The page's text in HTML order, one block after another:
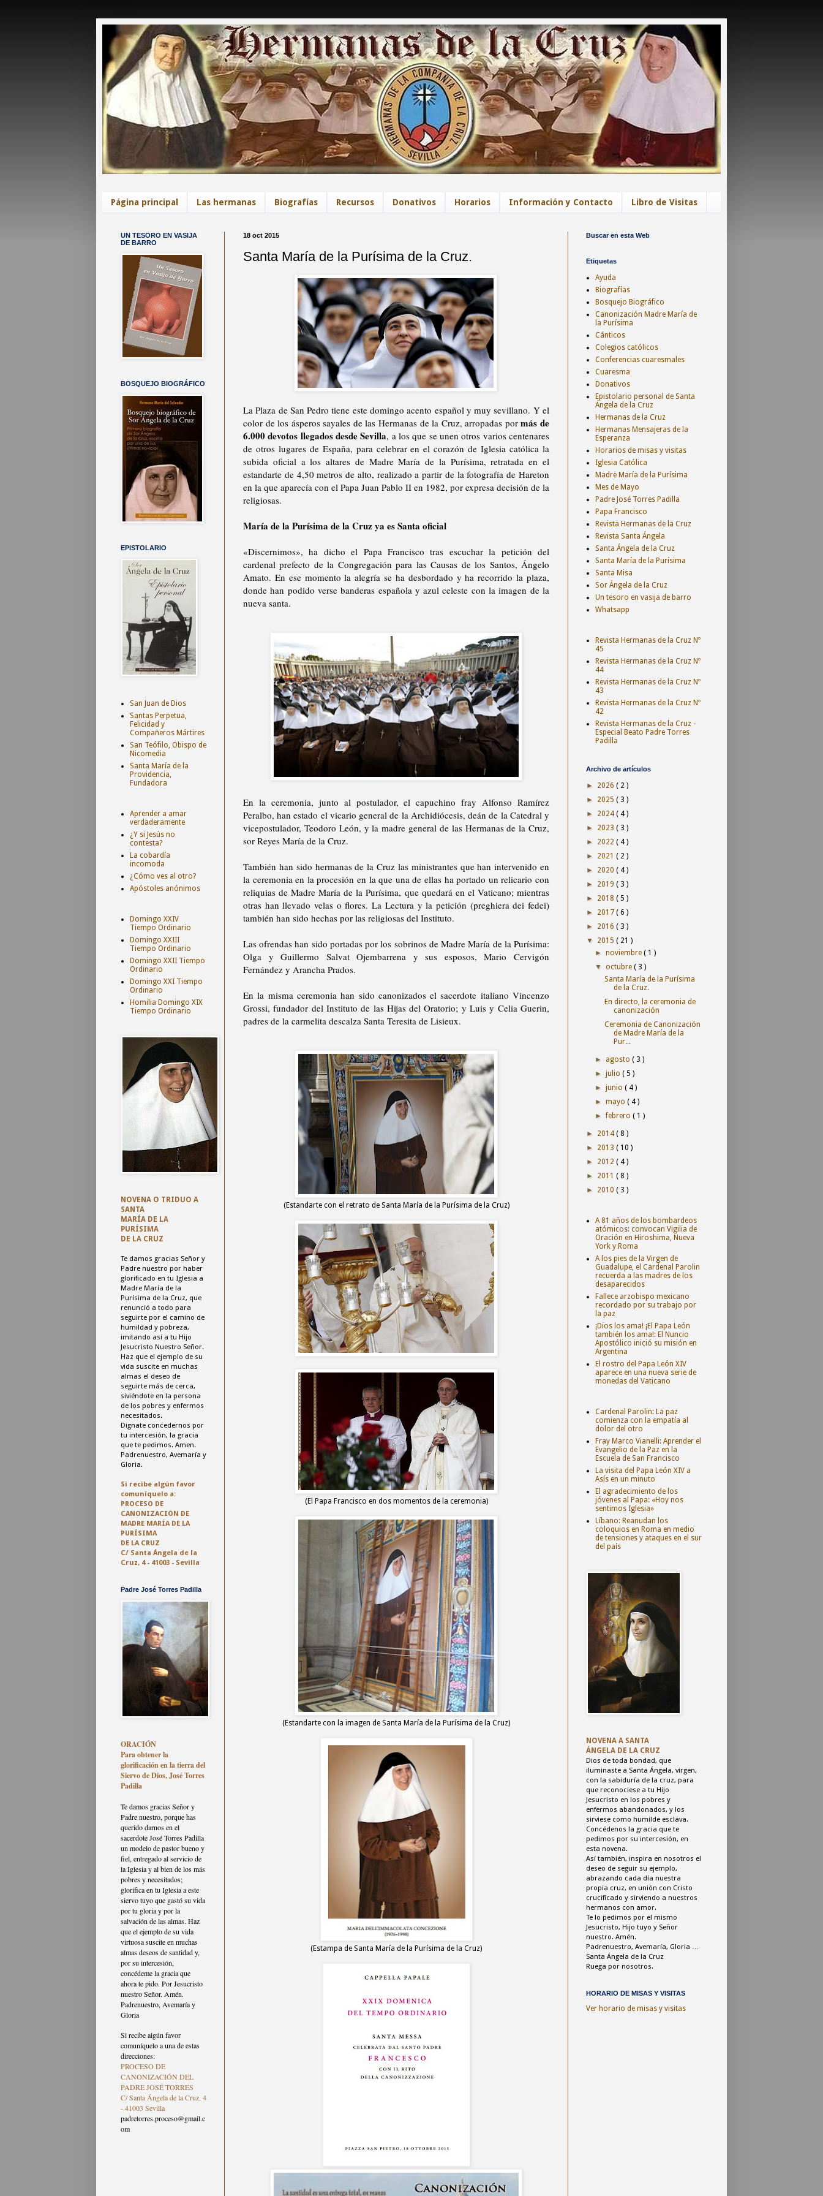
Página principal Las hermanas Biografías Recursos Donativos Horarios Información y Contacto Libro de Visitas
18 oct 2015
Santa María de la Purísima de la Cruz.
La Plaza de San Pedro tiene este domingo acento español y muy sevillano. Y el
color de los ásperos sayales de las Hermanas de la Cruz, arropadas pormás de
6.000 devotos llegados desde Sevilla, a los que se unen otros varios centenares
de otros lugares de España, para celebrar en el corazón de Iglesia católica la
subida oficial a los altares de Madre María de la Purísima, retratada en el
estandarte de 4,50 metros de alto, realizado a partir de la fotografía de Hareton
en la que aparecía con el Papa Juan Pablo II en 1982, por expresa decisión de la
religiosas.
María de la Purísima de la Cruz ya es Santa oficial
«Discernimos», ha dicho el Papa Francisco tras escuchar la petición del
cardenal prefecto de la Congregación para las Causas de los Santos, Ángelo
Amato. En ese momento la alegría se ha desbordado y ha recorrido la plaza,
donde han podido verse banderas española y azul celeste con la imagen de la
nueva santa.
En la ceremonia, junto al postulador, el capuchino fray Alfonso Ramírez
Peralbo, han estado el vicario general de la Archidiócesis, deán de la Catedral y
vicepostulador, Teodoro León, y la madre general de las Hermanas de la Cruz,
sor Reyes María de la Cruz.
También han sido hermanas de la Cruz las ministrantes que han intervenido en
la ceremonia en la procesión en la que una de ellas ha portado un relicario con
reliquias de Madre María de la Purísima, que quedará en el Vaticano; mientras
otras han llevado velas o flores. La Lectura y la petición (preghiera dei fedei)
también han sido hechas por las religiosas del Instituto.
Las ofrendas han sido portadas por los sobrinos de Madre María de la Purísima:
Olga y Guillermo Salvat Ojembarrena y sus esposos, Mario Cervigón
Fernández y Arancha Prados.
En la misma ceremonia han sido canonizados el sacerdote italiano Vincenzo
Grossi, fundador del Instituto de las Hijas del Oratorio; y Luis y Celia Guerin,
padres de la carmelita descalza Santa Teresita de Lisieux.
(Estandarte con el retrato de Santa María de la Purísima de la Cruz)
(El Papa Francisco en dos momentos de la ceremonia)
(Estandarte con la imagen de Santa María de la Purísima de la Cruz)
(Estampa de Santa María de la Purísima de la Cruz)
UN TESORO EN VASIJA
DE BARRO
BOSQUEJO BIOGRÁFICO
EPISTOLARIO
San Juan de Dios
Santas Perpetua,
Felicidad y
Compañeros Mártires
San Teófilo, Obispo de
Nicomedia
Santa María de la
Providencia,
Fundadora
Aprender a amar
verdaderamente
¿Y si Jesús no
contesta?
La cobardía
incomoda
¿Cómo ves al otro?
Apóstoles anónimos
Domingo XXIV
Tiempo Ordinario
Domingo XXIII
Tiempo Ordinario
Domingo XXII Tiempo
Ordinario
Domingo XXI Tiempo
Ordinario
Homilia Domingo XIX
Tiempo Ordinario
NOVENA O TRIDUO A
SANTA
MARÍA DE LA
PURÍSIMA
DE LA CRUZ
Te damos gracias Señor y
Padre nuestro por haber
glorificado en tu Iglesia a
Madre María de la
Purísima de la Cruz, que
renunció a todo para
seguirte por el camino de
humildad y pobreza,
imitando así a tu Hijo
Jesucristo Nuestro Señor.
Haz que el ejemplo de su
vida suscite en muchas
almas el deseo de
seguirte más de cerca,
siviéndote en la persona
de los pobres y enfermos
necesitados.
Dignate concedernos por
tu intercesión, la gracia
que te pedimos. Amen.
Padrenuestro, Avemaría y
Gloria.
Si recibe algún favor
comuníquelo a:
PROCESO DE
CANONIZACIÓN DE
MADRE MARÍA DE LA
PURÍSIMA
DE LA CRUZ
C/ Santa Ángela de la
Cruz, 4 - 41003 - Sevilla
Padre José Torres Padilla
ORACIÓN
Para obtener la
glorificación en la tierra del
Siervo de Dios, José Torres
Padilla
Te damos gracias Señor y
Padre nuestro, porque has
querido darnos en el
sacerdote José Torres Padilla
un modelo de pastor bueno y
fiel, entregado al servicio de
la Iglesia y al bien de los más
pobres y necesitados;
glorifica en tu Iglesia a este
siervo tuyo que gastó su vida
por tu gloria y por la
salvación de las almas. Haz
que el ejemplo de su vida
virtuosa suscite en muchas
almas deseos de santidad y,
por su intercesión,
concédeme la gracia que
ahora te pido. Por Jesucristo
nuestro Señor. Amén.
Padrenuestro, Avemaría y
Gloria
Si recibe algún favor
comuníquelo a una de estas
direcciones:
PROCESO DE
CANONIZACIÓN DEL
PADRE JOSÉ TORRES
C/ Santa Ángela de la Cruz, 4
- 41003 Sevilla
padretorres.proceso@gmail.c
om
Buscar en esta Web
Etiquetas
Ayuda
Biografías
Bosquejo Biográfico
Canonización Madre María de
la Purísima
Cánticos
Colegios católicos
Conferencias cuaresmales
Cuaresma
Donativos
Epistolario personal de Santa
Ángela de la Cruz
Hermanas de la Cruz
Hermanas Mensajeras de la
Esperanza
Horarios de misas y visitas
Iglesia Católica
Madre María de la Purísima
Mes de Mayo
Padre José Torres Padilla
Papa Francisco
Revista Hermanas de la Cruz
Revista Santa Ángela
Santa Ángela de la Cruz
Santa María de la Purísima
Santa Misa
Sor Ángela de la Cruz
Un tesoro en vasija de barro
Whatsapp
Revista Hermanas de la Cruz Nº
45
Revista Hermanas de la Cruz Nº
44
Revista Hermanas de la Cruz Nº
43
Revista Hermanas de la Cruz Nº
42
Revista Hermanas de la Cruz -
Especial Beato Padre Torres
Padilla
Archivo de artículos
► 2026 ( 2 )
► 2025 ( 3 )
► 2024 ( 4 )
► 2023 ( 3 )
► 2022 ( 4 )
► 2021 ( 2 )
► 2020 ( 4 )
► 2019 ( 3 )
► 2018 ( 5 )
► 2017 ( 6 )
► 2016 ( 3 )
▼ 2015 ( 21 )
►noviembre( 1 )
▼octubre( 3 )
Santa María de la Purísima
de la Cruz.
En directo, la ceremonia de
canonización
Ceremonia de Canonización
de Madre María de la
Pur...
► agosto( 3 )
►julio( 5 )
►junio( 4 )
►mayo( 4 )
►febrero( 1 )
► 2014 ( 8 )
► 2013 ( 10 )
► 2012 ( 4 )
► 2011 ( 8 )
► 2010 ( 3 )
A 81 años de los bombardeos
atómicos: convocan Vigilia de
Oración en Hiroshima, Nueva
York y Roma
A los pies de la Virgen de
Guadalupe, el Cardenal Parolin
recuerda a las madres de los
desaparecidos
Fallece arzobispo mexicano
recordado por su trabajo por
la paz
¡Dios los ama! ¡El Papa León
también los ama!: El Nuncio
Apostólico inició su misión en
Argentina
El rostro del Papa León XIV
aparece en una nueva serie de
monedas del Vaticano
Cardenal Parolin: La paz
comienza con la empatía al
dolor del otro
Fray Marco Vianelli: Aprender el
Evangelio de la Paz en la
Escuela de San Francisco
La visita del Papa León XIV a
Asís en un minuto
El agradecimiento de los
jóvenes al Papa: «Hoy nos
sentimos Iglesia»
Líbano: Reanudan los
coloquios en Roma en medio
de tensiones y ataques en el sur
del país
NOVENA A SANTA
ÁNGELA DE LA CRUZ
Dios de toda bondad, que
iluminaste a Santa Ángela, virgen,
con la sabiduría de la cruz, para
que reconociese a tu Hijo
Jesucristo en los pobres y
enfermos abandonados, y los
sirviese como humilde esclava.
Concédenos la gracia que te
pedimos por su intercesión, en
esta novena.
Así también, inspira en nosotros el
deseo de seguir su ejemplo,
abrazando cada día nuestra
propia cruz, en unión con Cristo
crucificado y sirviendo a nuestros
hermanos con amor.
Te lo pedimos por el mismo
Jesucristo, Hijo tuyo y Señor
nuestro. Amén.
Padrenuestro, Avemaría, Gloria …
Santa Ángela de la Cruz
Ruega por nosotros.
HORARIO DE MISAS Y VISITAS
Ver horario de misas y visitas